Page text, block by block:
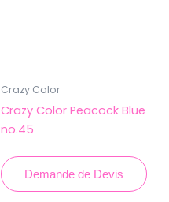
Crazy Color
Crazy Color Peacock Blue
no.45
Demande de Devis